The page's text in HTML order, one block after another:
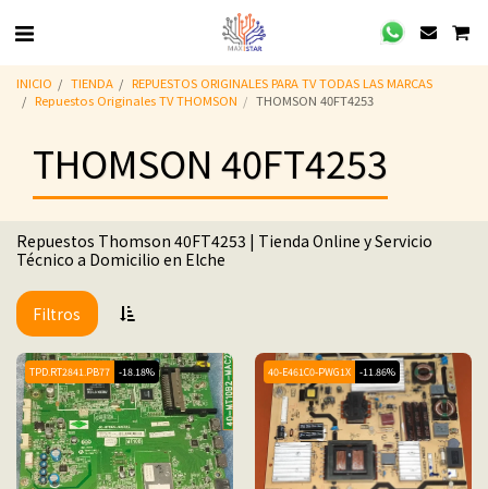
INICIO TIENDA
REPUESTOS ORIGINALES PARA TV TODAS LAS MARCAS
Repuestos Originales TV THOMSON
THOMSON 40FT4253
THOMSON 40FT4253
Repuestos Thomson 40FT4253 | Tienda Online y Servicio
Técnico a Domicilio en Elche
Filtros
TPD.RT2841.PB77 -18.18% 40-E461C0-PWG1X -11.86%